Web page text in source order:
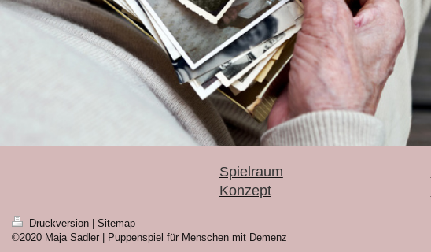
Spielraum
Konzept
Druckversion | Sitemap
©2020 Maja Sadler | Puppenspiel für Menschen mit Demenz